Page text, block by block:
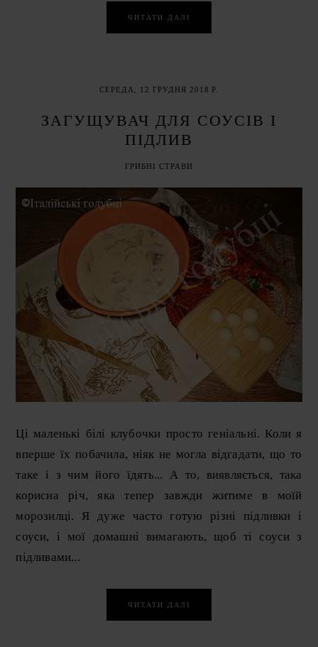
ЧИТАТИ ДАЛІ
СЕРЕДА, 12 ГРУДНЯ 2018 Р.
ЗАГУЩУВАЧ ДЛЯ СОУСІВ І
ПІДЛИВ
ГРИБНІ СТРАВИ
Ці маленькі білі клубочки просто геніальні. Коли я
вперше їх побачила, ніяк не могла відгадати, що то
таке і з чим його їдять... А то, виявляється, така
корисна річ, яка тепер завжди житиме в моїй
морозилці. Я дуже часто готую різні підливки і
соуси, і мої домашні вимагають, щоб ті соуси з
підливами...
ЧИТАТИ ДАЛІ